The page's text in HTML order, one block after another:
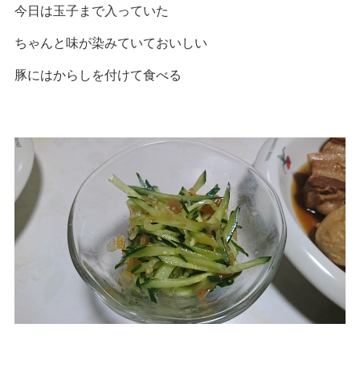
今日は玉子まで入っていた
ちゃんと味が染みていておいしい
豚にはからしを付けて食べる